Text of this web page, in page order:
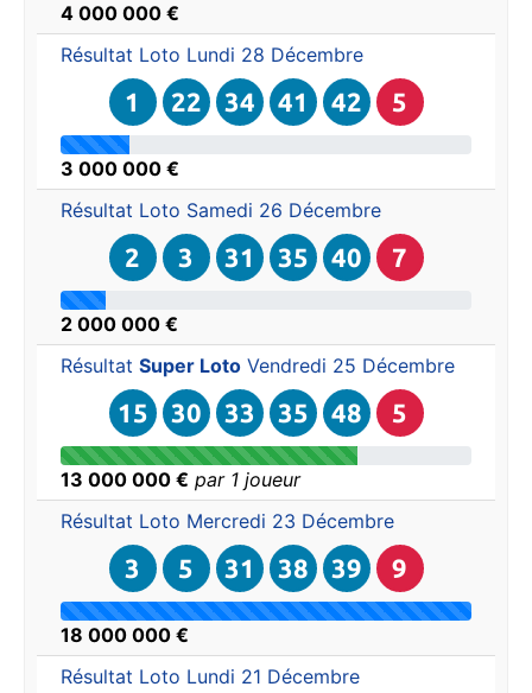
4 000 000 €
Résultat Loto Lundi 28 Décembre
1 22 34 41 42 5
3 000 000 €
Résultat Loto Samedi 26 Décembre
2 3 31 35 40 7
2 000 000 €
Résultat Super Loto Vendredi 25 Décembre
15 30 33 35 48 5
13 000 000 € par 1 joueur
Résultat Loto Mercredi 23 Décembre
3 5 31 38 39 9
18 000 000 €
Résultat Loto Lundi 21 Décembre